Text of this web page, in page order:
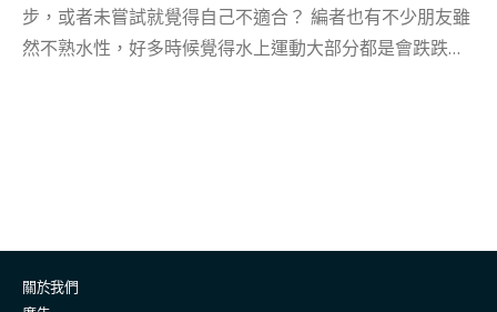
步，或者未嘗試就覺得自己不適合？ 編者也有不少朋友雖
然不熟水性，好多時候覺得水上運動大部分都是會跌跌撞
知不覺間運動 直立板是由三個元素組成，板、槳、腳繩，
關於我們